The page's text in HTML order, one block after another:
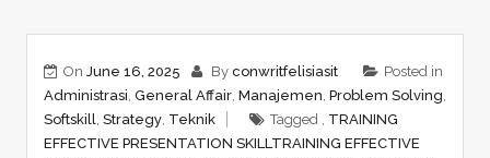
On June 16, 2025 By conwritfelisiasit
Posted in
Administrasi, General Affair, Manajemen, Problem Solving,
Softskill, Strategy, Teknik Tagged , TRAINING
EFFECTIVE PRESENTATION SKILLTRAINING EFFECTIVE